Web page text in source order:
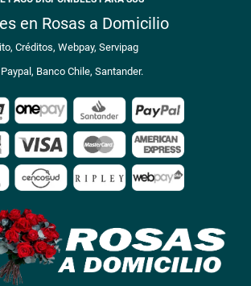
en Rosas a Domicilio
Créditos, Webpay, Servipag
Banco Chile, Santander.